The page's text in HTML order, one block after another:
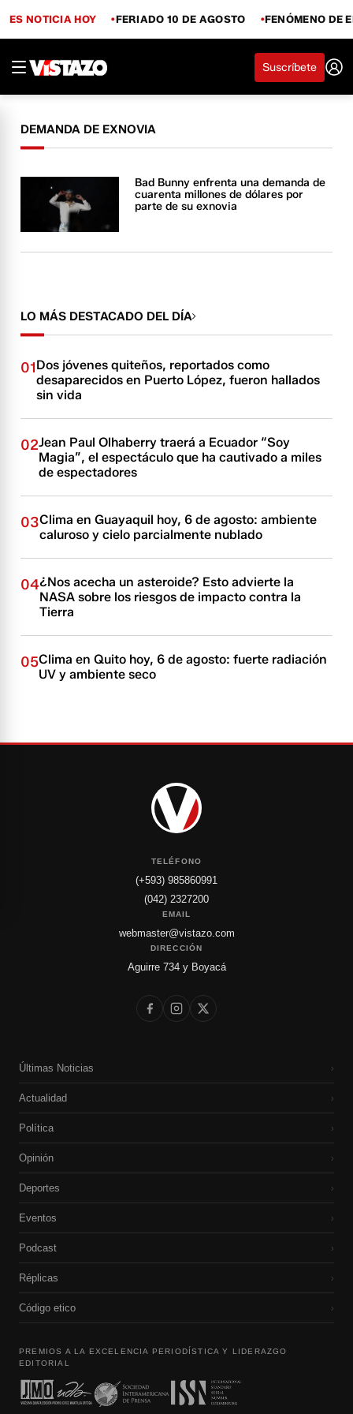
ES NOTICIA HOY FERIADO 10 DE AGOSTO FENÓMENO DE
Suscríbete
DEMANDA DE EXNOVIA
Bad Bunny enfrenta una demanda de
cuarenta millones de dólares por
parte de su exnovia
LO MÁS DESTACADO DEL DÍA
01Dos jóvenes quiteños, reportados como
desaparecidos en Puerto López, fueron hallados
sin vida
02Jean Paul Olhaberry traerá a Ecuador “Soy
Magia”, el espectáculo que ha cautivado a miles
de espectadores
03Clima en Guayaquil hoy, 6 de agosto: ambiente
caluroso y cielo parcialmente nublado
04¿Nos acecha un asteroide? Esto advierte la
NASA sobre los riesgos de impacto contra la
Tierra
05Clima en Quito hoy, 6 de agosto: fuerte radiación
UV y ambiente seco
TELÉFONO
(+593) 985860991
(042) 2327200
EMAIL
webmaster@vistazo.com
DIRECCIÓN
Aguirre 734 y Boyacá
Últimas Noticias ›
Actualidad ›
Política ›
Opinión ›
Deportes ›
Eventos ›
Podcast ›
Réplicas ›
Código etico ›
PREMIOS A LA EXCELENCIA PERIODÍSTICA Y LIDERAZGO
EDITORIAL